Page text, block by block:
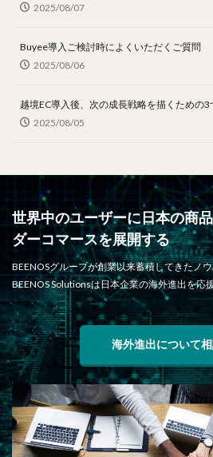
2025/08/07
Buyee導入ご検討時によくいただくご質問
2025/08/06
越境EC導入後、次の成長戦略を描くための
2025/08/05
世界中のユーザーに日本の商
ダーコマースを展開する
BEENOSグループが創業以来蓄積してきたノ
BEENOS Solutionsは日本企業の海外進出を応
海外進出について